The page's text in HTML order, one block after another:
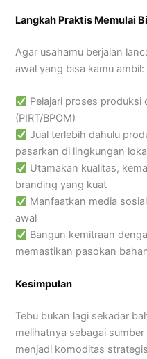
Langkah Praktis Memulai
Agar usahamu berjalan
awal yang bisa kamu ambil:
Pelajari proses produksi
(PIRT/BPOM)
Jual terlebih dahulu
pasarkan di lingkungan
Utamakan kualitas,
branding yang kuat
Manfaatkan media
awal
Bangun kemitraan
memastikan pasokan
Kesimpulan
Tebu bukan lagi sekadar
melihatnya sebagai
menjadi komoditas